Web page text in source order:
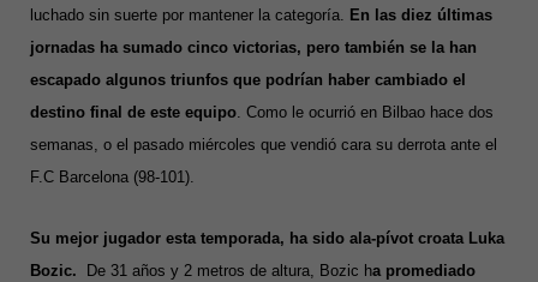
luchado sin suerte por mantener la categoría. En las diez últimas
jornadas ha sumado cinco victorias, pero también se la han
escapado algunos triunfos que podrían haber cambiado el
destino final de este equipo. Como le ocurrió en Bilbao hace dos
semanas, o el pasado miércoles que vendió cara su derrota ante el
F.C Barcelona (98-101).
Su mejor jugador esta temporada, ha sido ala-pívot croata Luka
Bozic. De 31 años y 2 metros de altura, Bozic ha promediado